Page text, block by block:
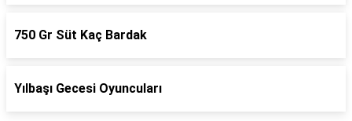
750 Gr Süt Kaç Bardak
Yılbaşı Gecesi Oyuncuları